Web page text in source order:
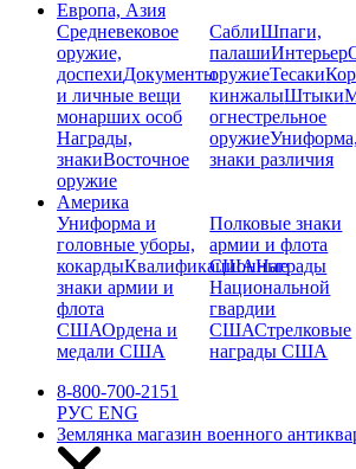
Европа, Азия
Средневековое
оружие,
доспехиДокументы
и личные вещи
монарших особ
Награды,
знакиВосточное
оружие
СаблиШпаги,
палашиИнтерьер
оружиеТесаки
кинжалыШтыки
огнестрельное
оружиеУниформа,
знаки различия
Америка
Униформа и
головные уборы,
кокардыКвалификационные
знаки армии и
флота
СШАОрдена и
медали США
Полковые знаки
армии и флота
СШАНаграды
Национальной
гвардии
СШАСтрелковые
награды США
8-800-700-2151
РУС ENG
Землянка магазин военного